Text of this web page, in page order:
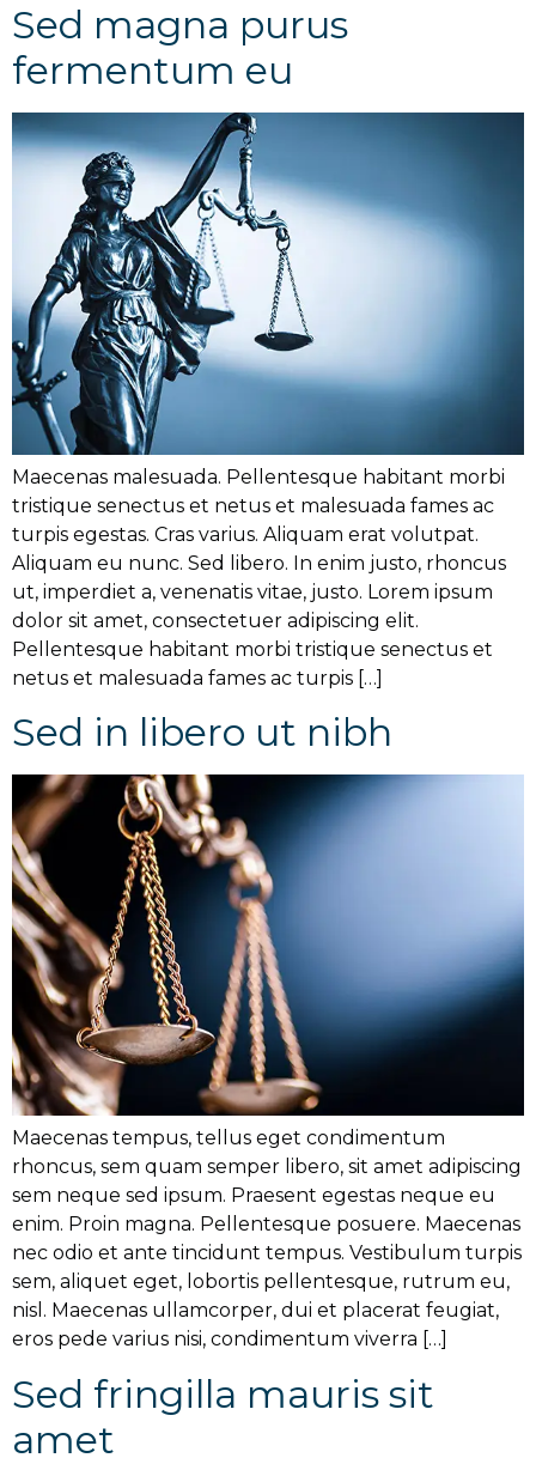
Sed magna purus
fermentum eu
Maecenas malesuada. Pellentesque habitant morbi
tristique senectus et netus et malesuada fames ac
turpis egestas. Cras varius. Aliquam erat volutpat.
Aliquam eu nunc. Sed libero. In enim justo, rhoncus
ut, imperdiet a, venenatis vitae, justo. Lorem ipsum
dolor sit amet, consectetuer adipiscing elit.
Pellentesque habitant morbi tristique senectus et
netus et malesuada fames ac turpis […]
Sed in libero ut nibh
Maecenas tempus, tellus eget condimentum
rhoncus, sem quam semper libero, sit amet adipiscing
sem neque sed ipsum. Praesent egestas neque eu
enim. Proin magna. Pellentesque posuere. Maecenas
nec odio et ante tincidunt tempus. Vestibulum turpis
sem, aliquet eget, lobortis pellentesque, rutrum eu,
nisl. Maecenas ullamcorper, dui et placerat feugiat,
eros pede varius nisi, condimentum viverra […]
Sed fringilla mauris sit
amet